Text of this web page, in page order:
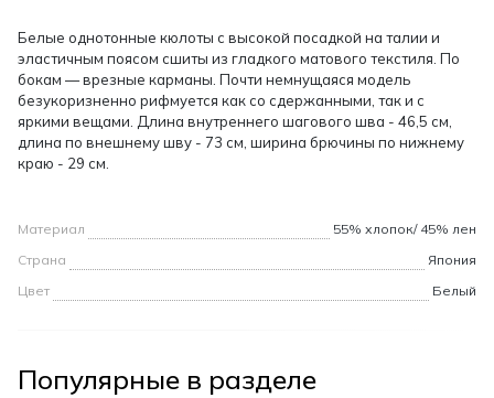
Белые однотонные кюлоты с высокой посадкой на талии и
эластичным поясом сшиты из гладкого матового текстиля. По
бокам — врезные карманы. Почти немнущаяся модель
безукоризненно рифмуется как со сдержанными, так и с
яркими вещами. Длина внутреннего шагового шва - 46,5 см,
длина по внешнему шву - 73 см, ширина брючины по нижнему
краю - 29 см.
Материал
55% хлопок/ 45% лен
Страна
Япония
Цвет
Белый
Популярные в разделе